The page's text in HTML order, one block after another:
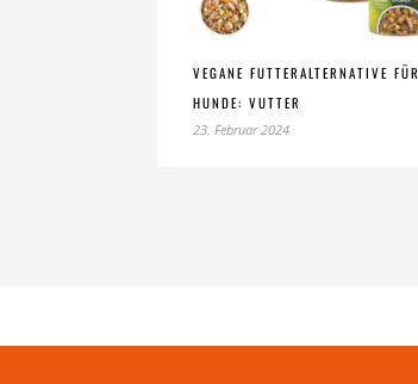
VEGANE FUTTERALTERNATIVE FÜR
HUNDE: VUTTER
23. Februar 2024